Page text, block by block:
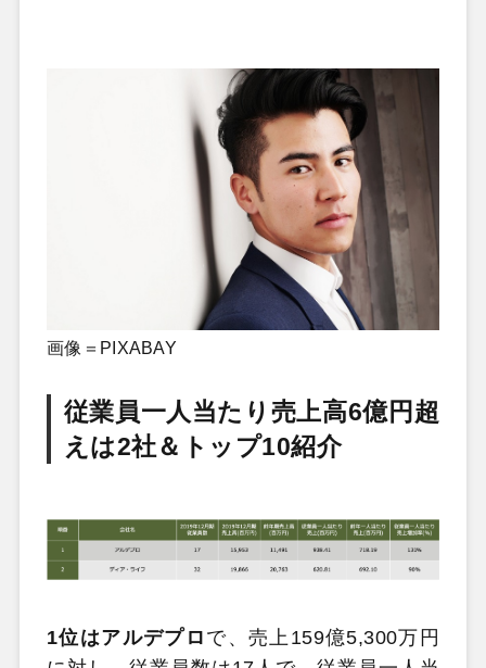
画像＝PIXABAY
従業員一人当たり売上高6億円超
えは2社＆トップ10紹介
1位はアルデプロ で、売上159億5,300万円